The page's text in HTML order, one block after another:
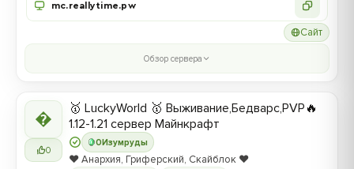
mc.reallytime.pw
Сайт
Обзор сервера

0
0Изумруды
🥇 LuckyWorld 🥇 Выживание,Бедварс,PVP🔥
1.12-1.21 сервер Майнкрафт
❤️ Анархия, Гриферский, Скайблок ❤️